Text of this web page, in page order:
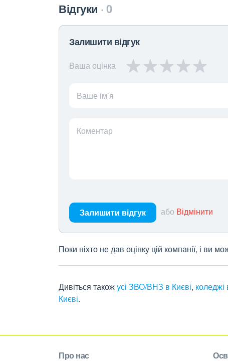
Відгуки 0
Залишити відгук
Ваша оцінка
Ваше ім’я
Коментар
Залишити відгук або Відмінити
Поки ніхто не дав оцінку цій компанії, і ви
Дивіться такожусі ЗВО/ВНЗ в Києві, коледжі
Києві.
Про нас